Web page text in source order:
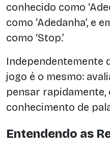
conhecido como
como ‘Adedanha’, e
como ‘Stop.’
Independentemente
jogo é o mesmo:
pensar rapidamente,
conhecimento de
Entendendo as